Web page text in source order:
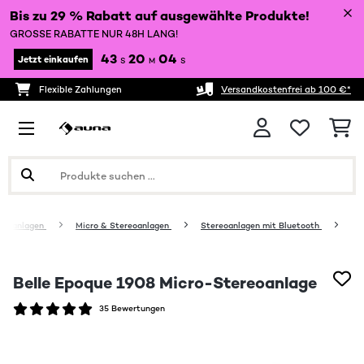
Bis zu 29 % Rabatt auf ausgewählte Produkte!
GROSSE RABATTE NUR 48H LANG!
Jetzt einkaufen 43 S 20 M 03 S
Flexible Zahlungen Versandkostenfrei ab 100 €*
Micro & Stereoanlagen Stereoanlagen mit Bluetooth
Belle Epoque 1908 Micro-Stereoanlage
35 Bewertungen